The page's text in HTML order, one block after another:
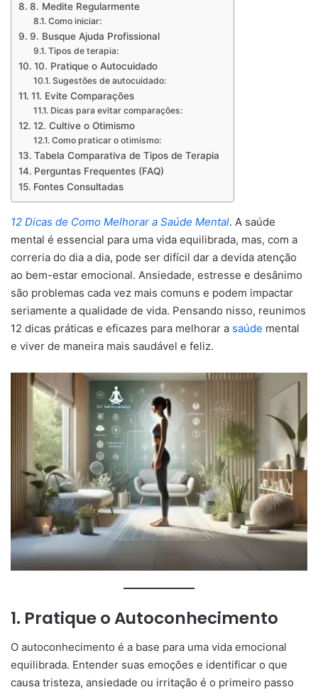
8. Medite Regularmente
Como iniciar:
9. Busque Ajuda Profissional
Tipos de terapia:
10. Pratique o Autocuidado
Sugestões de autocuidado:
11. Evite Comparações
Dicas para evitar comparações:
12. Cultive o Otimismo
Como praticar o otimismo:
Tabela Comparativa de Tipos de Terapia
Perguntas Frequentes (FAQ)
Fontes Consultadas
12 Dicas de Como Melhorar a Saúde Mental. A saúde
mental é essencial para uma vida equilibrada, mas, com a
correria do dia a dia, pode ser difícil dar a devida atenção
ao bem-estar emocional. Ansiedade, estresse e desânimo
são problemas cada vez mais comuns e podem impactar
seriamente a qualidade de vida. Pensando nisso, reunimos
12 dicas práticas e eficazes para melhorar a saúde mental
e viver de maneira mais saudável e feliz.
1. Pratique o Autoconhecimento
O autoconhecimento é a base para uma vida emocional
equilibrada. Entender suas emoções e identificar o que
causa tristeza, ansiedade ou irritação é o primeiro passo